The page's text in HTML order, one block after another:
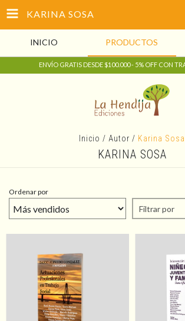
KARINA SOSA
INICIO PRODUCTOS
ENVÍO GRATIS DESDE $100.000 - 5% OFF CON
Inicio / Autor / Karina Sosa
KARINA SOSA
Ordenar por
Filtrar por